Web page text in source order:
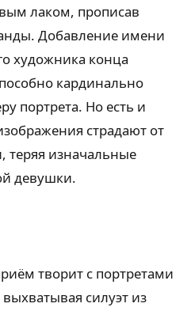
лаком, прописав
Добавление имени
художника конца
кардинально
портрета. Но есть и
страдают от
теряя изначальные
девушки.
творит с портретами
силуэт из